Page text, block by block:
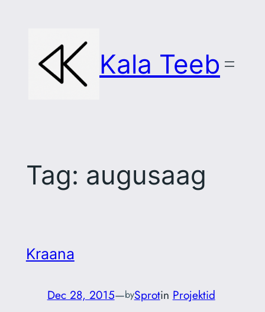
Kala Teeb
Tag: augusaag
Kraana
Dec 28, 2015—bySprotin Projektid